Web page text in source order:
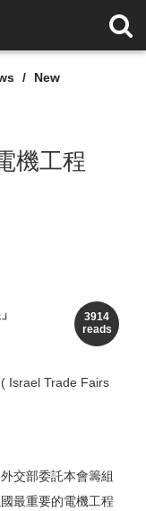
New
機工程
3914
reads
」
Israel Trade Fairs
交部委託本會籌組
最重要的電機工程